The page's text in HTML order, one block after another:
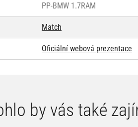
PP-BMW 1.7RAM
Match
Oficiální webová prezentace
by vás také